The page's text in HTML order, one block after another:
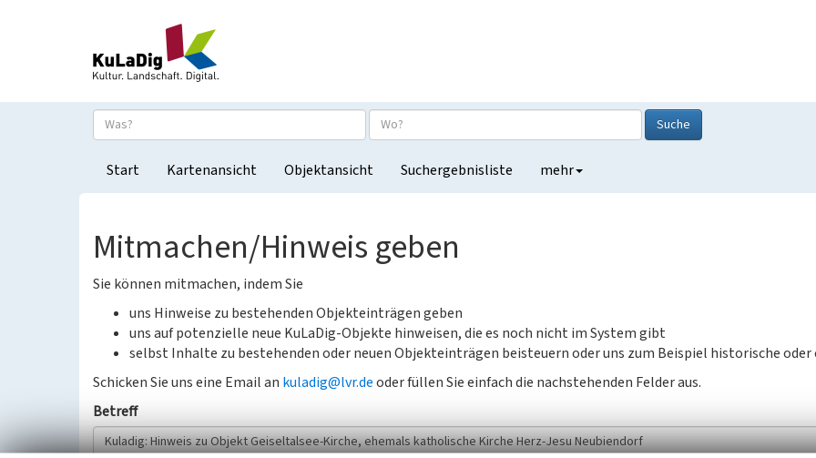
Suche
Start Kartenansicht Objektansicht Suchergebnisliste mehr
Mitmachen/Hinweis geben
Sie können mitmachen, indem Sie
uns Hinweise zu bestehenden Objekteinträgen geben
uns auf potenzielle neue KuLaDig-Objekte hinweisen, die es noch nicht im System gibt
selbst Inhalte zu bestehenden oder neuen Objekteinträgen beisteuern oder uns zum Beispiel historische oder
Schicken Sie uns eine Email an kuladig@lvr.deoder füllen Sie einfach die nachstehenden Felder aus.
Betreff